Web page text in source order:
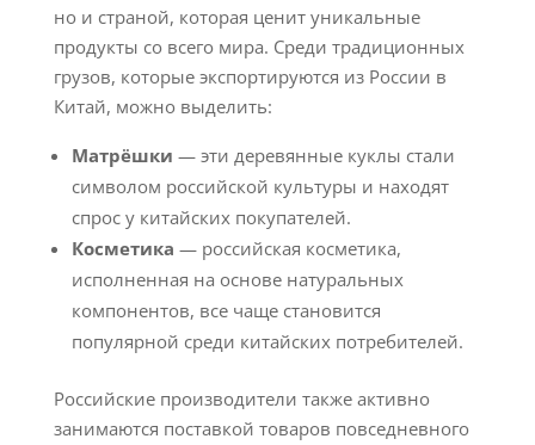
но и страной, которая ценит уникальные
продукты со всего мира. Среди традиционных
грузов, которые экспортируются из России в
Китай, можно выделить:
Матрёшки — эти деревянные куклы стали
символом российской культуры и находят
спрос у китайских покупателей.
Косметика — российская косметика,
исполненная на основе натуральных
компонентов, все чаще становится
популярной среди китайских потребителей.
Российские производители также активно
занимаются поставкой товаров повседневного